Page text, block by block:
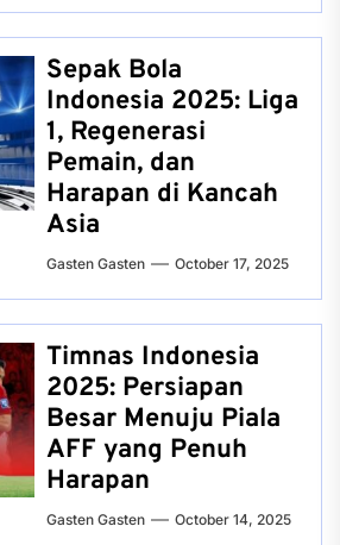
Sepak Bola
Indonesia 2025: Liga
1, Regenerasi
Pemain, dan
Harapan di Kancah
Asia
Gasten Gasten October 17, 2025
Timnas Indonesia
2025: Persiapan
Besar Menuju Piala
AFF yang Penuh
Harapan
Gasten Gasten October 14, 2025